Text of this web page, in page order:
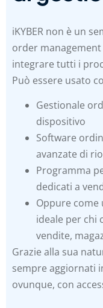
iKYBER non è un
order management
integrare tutti i
Può essere usato
Gestionale
dispositivo
Software
avanzate di
Programma
dedicati a
Oppure come
ideale per chi
vendite,
Grazie alla sua
sempre aggiornati
ovunque, con